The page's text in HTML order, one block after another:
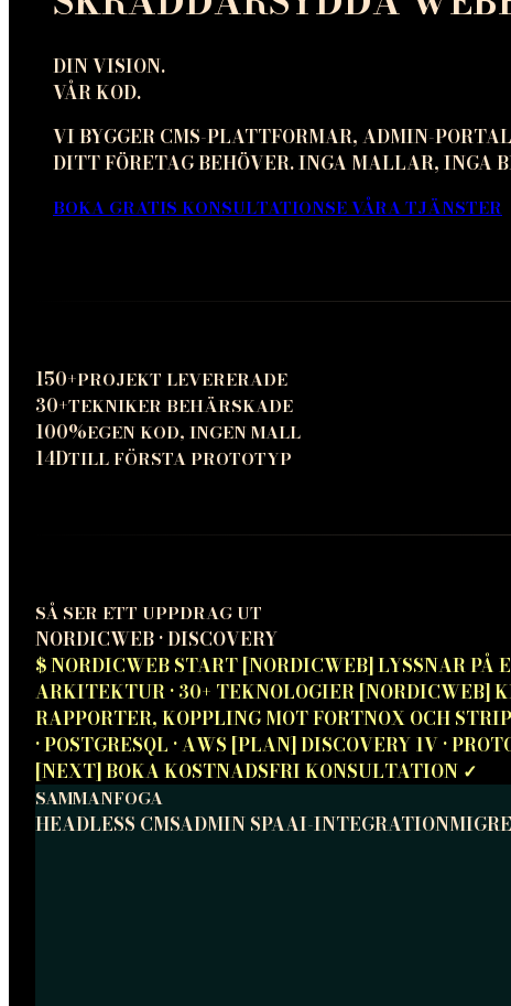
DIN VISION.
VÅR KOD.
VI BYGGER CMS-PLATTFORMAR, ADMIN-
DITT FÖRETAG BEHÖVER. INGA MALLAR, INGA
BOKA GRATIS KONSULTATIONSE VÅRA TJÄNSTER
150+PROJEKT LEVERERADE
30+TEKNIKER BEHÄRSKADE
100%EGEN KOD, INGEN MALL
14DTILL FÖRSTA PROTOTYP
SÅ SER ETT UPPDRAG UT
NORDICWEB · DISCOVERY
$NORDICWEB START [NORDICWEB] LYSSNAR PÅ
ARKITEKTUR · 30+ TEKNOLOGIER [NORDICWEB]
RAPPORTER, KOPPLING MOT FORTNOX OCH
· POSTGRESQL · AWS [PLAN] DISCOVERY 1V ·
[NEXT] BOKA KOSTNADSFRI KONSULTATION ✓
SAMMANFOGA
HEADLESS CMSADMIN SPAAI-INTEGRATION